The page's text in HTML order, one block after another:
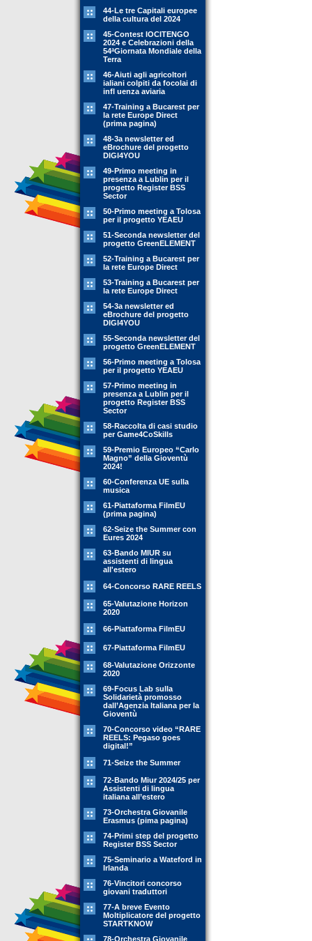
44-Le tre Capitali europee
della cultura del 2024
45-Contest IOCITENGO
2024 e Celebrazioni della
54ªGiornata Mondiale della
Terra
46-Aiuti agli agricoltori
ialiani colpiti da focolai di
infl uenza aviaria
47-Training a Bucarest per
la rete Europe Direct
(prima pagina)
48-3a newsletter ed
eBrochure del progetto
DIGI4YOU
49-Primo meeting in
presenza a Lublin per il
progetto Register BSS
Sector
50-Primo meeting a Tolosa
per il progetto YEAEU
51-Seconda newsletter del
progetto GreenELEMENT
52-Training a Bucarest per
la rete Europe Direct
53-Training a Bucarest per
la rete Europe Direct
54-3a newsletter ed
eBrochure del progetto
DIGI4YOU
55-Seconda newsletter del
progetto GreenELEMENT
56-Primo meeting a Tolosa
per il progetto YEAEU
57-Primo meeting in
presenza a Lublin per il
progetto Register BSS
Sector
58-Raccolta di casi studio
per Game4CoSkills
59-Premio Europeo “Carlo
Magno” della Gioventù
2024!
60-Conferenza UE sulla
musica
61-Piattaforma FilmEU
(prima pagina)
62-Seize the Summer con
Eures 2024
63-Bando MIUR su
assistenti di lingua
all'estero
64-Concorso RARE REELS
65-Valutazione Horizon
2020
66-Piattaforma FilmEU
67-Piattaforma FilmEU
68-Valutazione Orizzonte
2020
69-Focus Lab sulla
Solidarietà promosso
dall’Agenzia Italiana per la
Gioventù
70-Concorso video “RARE
REELS: Pegaso goes
digital!”
71-Seize the Summer
72-Bando Miur 2024/25 per
Assistenti di lingua
italiana all’estero
73-Orchestra Giovanile
Erasmus (pima pagina)
74-Primi step del progetto
Register BSS Sector
75-Seminario a Wateford in
Irlanda
76-Vincitori concorso
giovani traduttori
77-A breve Evento
Moltiplicatore del progetto
STARTKNOW
78-Orchestra Giovanile